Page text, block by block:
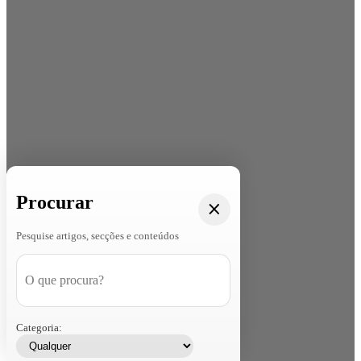
Procurar
Pesquise artigos, secções e conteúdos
Categoria: